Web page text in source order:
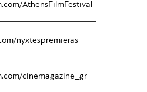
AthensFilmFestival
nyxtespremieras
cinemagazine_gr